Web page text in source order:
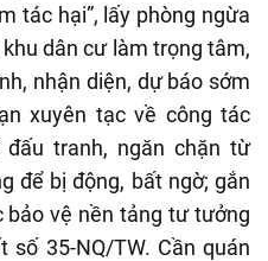
tác hại”, lấy phòng ngừa
khu dân cư làm trọng tâm,
nhận diện, dự báo sớm
xuyên tạc về công tác
tranh, ngăn chặn từ
để bị động, bất ngờ; gắn
bảo vệ nền tảng tư tưởng
35-NQ/TW. Cần quán